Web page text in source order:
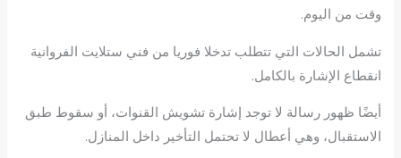
وقت من اليوم.
تشمل الحالات التي تتطلب تدخلا فوريا من فني ستلايت الفروانية
انقطاع الإشارة بالكامل.
أيضًا ظهور رسالة لا توجد إشارة تشويش القنوات، أو سقوط طبق
الاستقبال، وهي أعطال لا تحتمل التأخير داخل المنازل.